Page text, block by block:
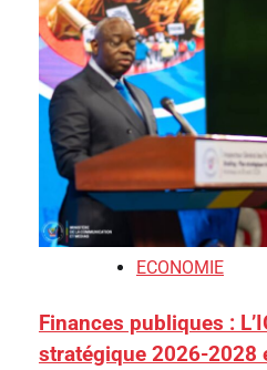
ECONOMIE
Finances publiques :
stratégique 2026-2028